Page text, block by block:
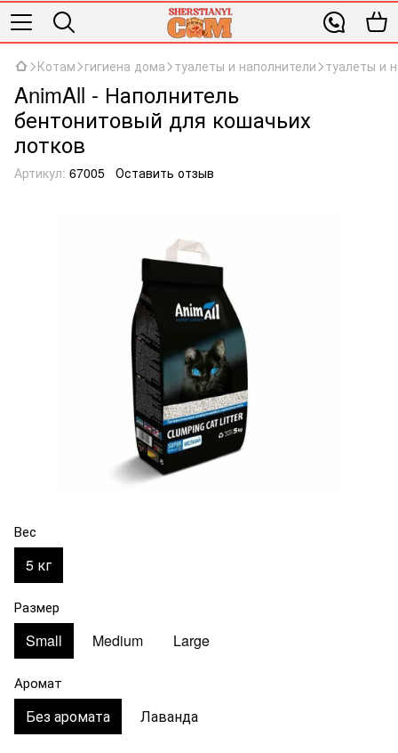
Котам гигиена дома туалеты и наполнители туалеты и
AnimAll - Наполнитель
бентонитовый для кошачьих
лотков
Артикул: 67005 Оставить отзыв
Вес
5 кг
Размер
Small Medium Large
Аромат
Без аромата Лаванда